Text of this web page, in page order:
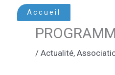
Accueil
/ Actualité,